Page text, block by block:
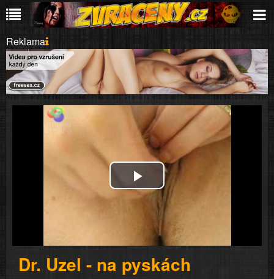
Reklama
Play
Video
Dr. Uzel - na pyskách